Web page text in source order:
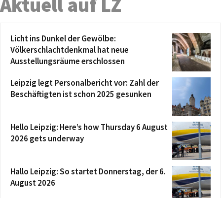
Aktuell auf LZ
Licht ins Dunkel der Gewölbe:
Völkerschlachtdenkmal hat neue
Ausstellungsräume erschlossen
Leipzig legt Personalbericht vor: Zahl der
Beschäftigten ist schon 2025 gesunken
Hello Leipzig: Here’s how Thursday 6 August
2026 gets underway
Hallo Leipzig: So startet Donnerstag, der 6.
August 2026